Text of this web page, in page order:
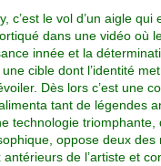
c’est le vol d’un aigle
dans une vidéo où
innée et la
cible dont l’identité
Dès lors c’est une
tant de légendes
technologie triomphante,
oppose deux des
de l’artiste et